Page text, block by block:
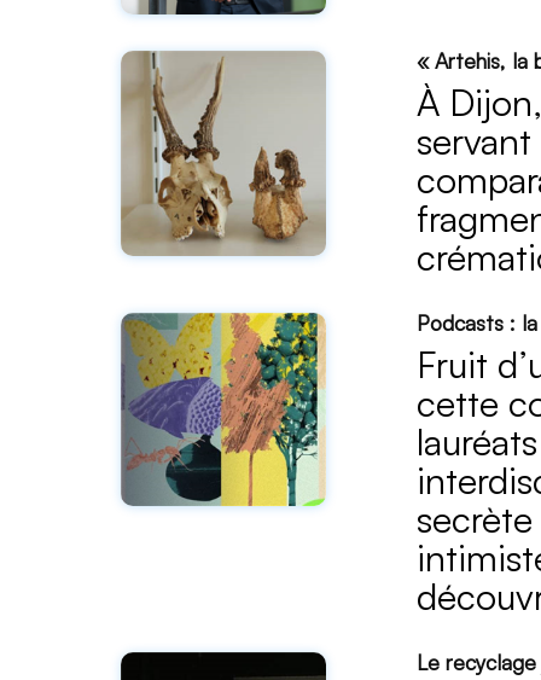
« Artehis, la
À
Podcasts :
Fruit
cette
Le